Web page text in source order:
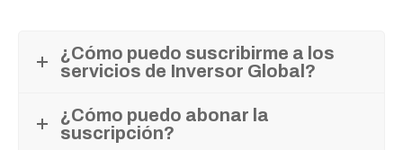
¿Cómo puedo suscribirme a los
servicios de Inversor Global?
¿Cómo puedo abonar la
suscripción?